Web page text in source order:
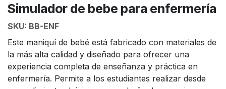
Simulador de bebe para enfermería
SKU: BB-ENF
Este maniquí de bebé está fabricado con materiales de
la más alta calidad y diseñado para ofrecer una
experiencia completa de enseñanza y práctica en
enfermería. Permite a los estudiantes realizar desde